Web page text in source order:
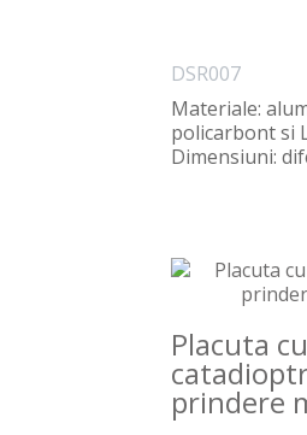
DSR007
Materiale:
policarbont si
Dimensiuni:
Placuta cu
prindere